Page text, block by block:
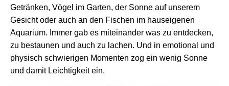
Getränken, Vögel im Garten, der Sonne auf unserem
Gesicht oder auch an den Fischen im hauseigenen
Aquarium. Immer gab es miteinander was zu entdecken,
zu bestaunen und auch zu lachen. Und in emotional und
physisch schwierigen Momenten zog ein wenig Sonne
und damit Leichtigkeit ein.